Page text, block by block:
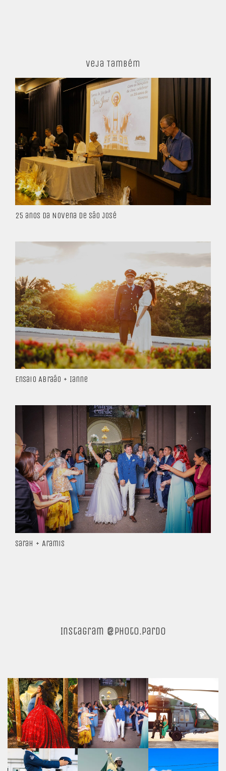
Veja Também
25 anos da Novena de São José
Ensaio Abraão + Ianne
Sarah + Aramis
Instagram @photo.pardo